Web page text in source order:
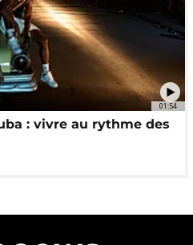
01:54
: vivre au rythme des